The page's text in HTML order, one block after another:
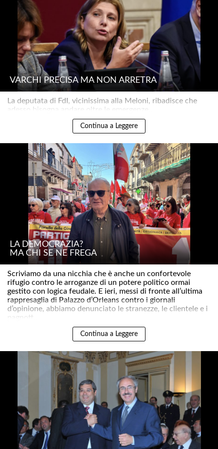
VARCHI PRECISA MA NON ARRETRA
La deputata di FdI, vicinissima alla Meloni, ribadisce che
adesso bisogna andare oltre le emergenze..
Continua a Leggere
LA DEMOCRAZIA?
MA CHI SE NE FREGA
Scriviamo da una nicchia che è anche un confortevole
rifugio contro le arroganze di un potere politico ormai
gestito con logica feudale. E ieri, messi di fronte all’ultima
rappresaglia di Palazzo d’Orleans contro i giornali
d’opinione, abbiamo denunciato le stranezze, le clientele e i
pagnott..
Continua a Leggere